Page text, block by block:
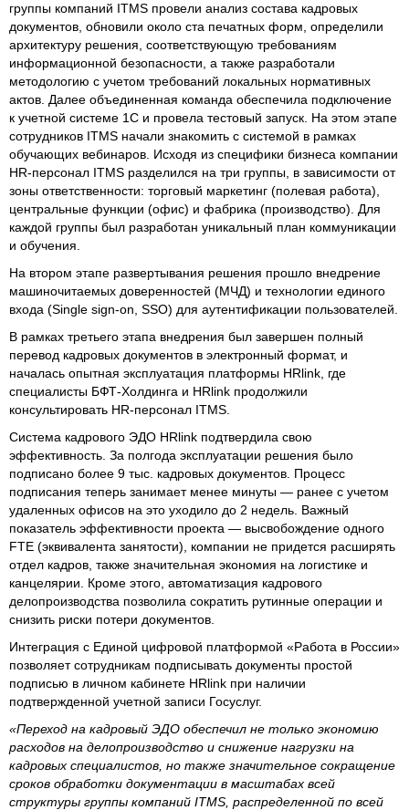
группы компаний ITMS провели анализ состава кадровых
документов, обновили около ста печатных форм, определили
архитектуру решения, соответствующую требованиям
информационной безопасности, а также разработали
методологию с учетом требований локальных нормативных
актов. Далее объединенная команда обеспечила подключение
к учетной системе 1С и провела тестовый запуск. На этом этапе
сотрудников ITMS начали знакомить с системой в рамках
обучающих вебинаров. Исходя из специфики бизнеса компании
HR-персонал ITMS разделился на три группы, в зависимости от
зоны ответственности: торговый маркетинг (полевая работа),
центральные функции (офис) и фабрика (производство). Для
каждой группы был разработан уникальный план коммуникации
и обучения.
На втором этапе развертывания решения прошло внедрение
машиночитаемых доверенностей (МЧД) и технологии единого
входа (Single sign-on, SSO) для аутентификации пользователей.
В рамках третьего этапа внедрения был завершен полный
перевод кадровых документов в электронный формат, и
началась опытная эксплуатация платформы HRlink, где
специалисты БФТ-Холдинга и HRlink продолжили
консультировать HR-персонал ITMS.
Система кадрового ЭДО HRlink подтвердила свою
эффективность. За полгода эксплуатации решения было
подписано более 9 тыс. кадровых документов. Процесс
подписания теперь занимает менее минуты — ранее с учетом
удаленных офисов на это уходило до 2 недель. Важный
показатель эффективности проекта — высвобождение одного
FTE (эквивалента занятости), компании не придется расширять
отдел кадров, также значительная экономия на логистике и
канцелярии. Кроме этого, автоматизация кадрового
делопроизводства позволила сократить рутинные операции и
снизить риски потери документов.
Интеграция с Единой цифровой платформой «Работа в России»
позволяет сотрудникам подписывать документы простой
подписью в личном кабинете HRlink при наличии
подтвержденной учетной записи Госуслуг.
«Переход на кадровый ЭДО обеспечил не только экономию
расходов на делопроизводство и снижение нагрузки на
кадровых специалистов, но также значительное сокращение
сроков обработки документации в масштабах всей
структуры группы компаний ITMS, распределенной по всей